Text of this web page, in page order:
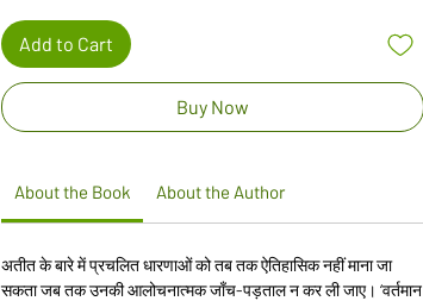
Add to Cart
Buy Now
About the Book About the Author
अतीत के बारे में प्रचलित धारणाओं को तब तक ऐतिहासिक नहीं माना जा
सकता जब तक उनकी आलोचनात्मक जाँच-पड़ताल न कर ली जाए। ‘वर्तमान